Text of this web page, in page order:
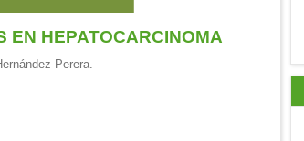
EN HEPATOCARCINOMA
Perera.